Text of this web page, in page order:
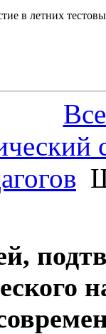
в летних